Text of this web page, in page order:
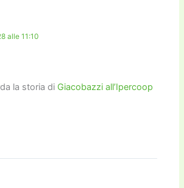
alle 11:10
la storia di Giacobazzi all’Ipercoop